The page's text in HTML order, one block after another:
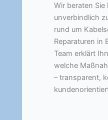
Wir beraten
unverbindlich
rund um
Reparaturen in
Team erklärt
welche
– transparent,